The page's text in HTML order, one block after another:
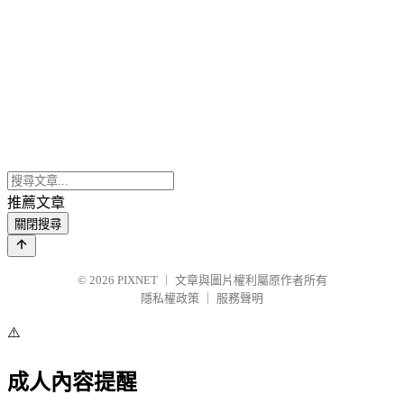
推薦文章
關閉搜尋
© 2026 PIXNET
文章與圖片權利屬原作者所有
隱私權政策
服務聲明
⚠️
成人內容提醒